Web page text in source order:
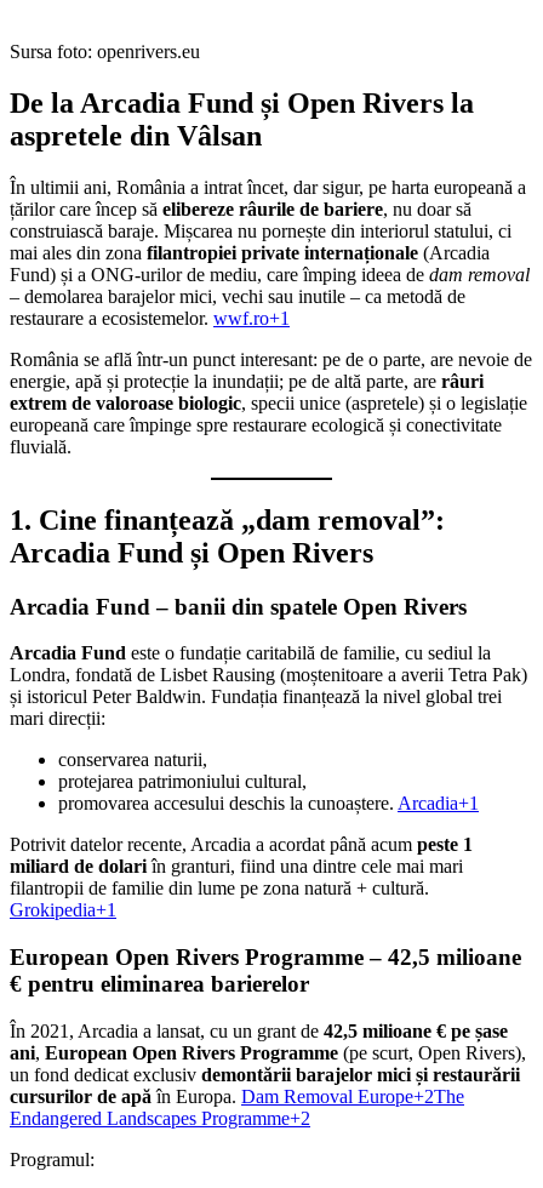
Sursa foto: openrivers.eu
De la Arcadia Fund și Open Rivers la
aspretele din Vâlsan
În ultimii ani, România a intrat încet, dar sigur, pe harta europeană a
țărilor care încep să elibereze râurile de bariere, nu doar să
construiască baraje. Mișcarea nu pornește din interiorul statului, ci
mai ales din zona filantropiei private internaționale (Arcadia
Fund) și a ONG-urilor de mediu, care împing ideea de dam removal
– demolarea barajelor mici, vechi sau inutile – ca metodă de
restaurare a ecosistemelor. wwf.ro+1
România se află într-un punct interesant: pe de o parte, are nevoie de
energie, apă și protecție la inundații; pe de altă parte, are râuri
extrem de valoroase biologic, specii unice (aspretele) și o legislație
europeană care împinge spre restaurare ecologică și conectivitate
fluvială.
1. Cine finanțează „dam removal”:
Arcadia Fund și Open Rivers
Arcadia Fund – banii din spatele Open Rivers
Arcadia Fund este o fundație caritabilă de familie, cu sediul la
Londra, fondată de Lisbet Rausing (moștenitoare a averii Tetra Pak)
și istoricul Peter Baldwin. Fundația finanțează la nivel global trei
mari direcții:
conservarea naturii,
protejarea patrimoniului cultural,
promovarea accesului deschis la cunoaștere. Arcadia+1
Potrivit datelor recente, Arcadia a acordat până acum peste 1
miliard de dolariîn granturi, fiind una dintre cele mai mari
filantropii de familie din lume pe zona natură + cultură.
Grokipedia+1
European Open Rivers Programme – 42,5 milioane
€ pentru eliminarea barierelor
În 2021, Arcadia a lansat, cu un grant de 42,5 milioane € pe șase
ani, European Open Rivers Programme (pe scurt, Open Rivers),
un fond dedicat exclusiv demontării barajelor mici și restaurării
cursurilor de apă în Europa. Dam Removal Europe+2The
Endangered Landscapes Programme+2
Programul: